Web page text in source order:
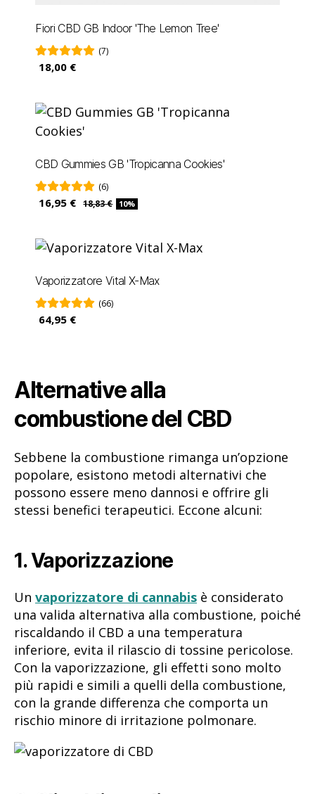
Fiori CBD GB Indoor 'The Lemon Tree'
(7)
18,00 €
CBD Gummies GB 'Tropicanna Cookies'
(6)
16,95 € 18,83 € 10%
Vaporizzatore Vital X-Max
(66)
64,95 €
Alternative alla
combustione del CBD
Sebbene la combustione rimanga un’opzione
popolare, esistono metodi alternativi che
possono essere meno dannosi e offrire gli
stessi benefici terapeutici. Eccone alcuni:
1. Vaporizzazione
Un vaporizzatore di cannabis è considerato
una valida alternativa alla combustione, poiché
riscaldando il CBD a una temperatura
inferiore, evita il rilascio di tossine pericolose.
Con la vaporizzazione, gli effetti sono molto
più rapidi e simili a quelli della combustione,
con la grande differenza che comporta un
rischio minore di irritazione polmonare.